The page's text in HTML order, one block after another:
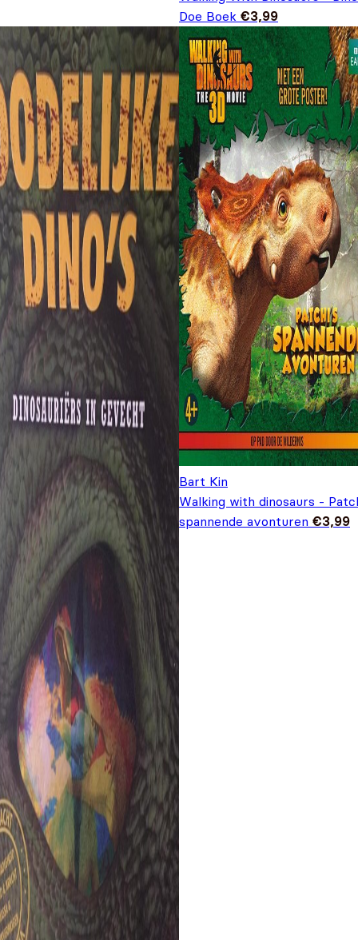
Doe Boek €3,99
Bart Kin
Walking with dinosaurs -
spannende avonturen €3,99